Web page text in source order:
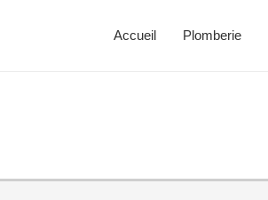
Accueil Plomberie